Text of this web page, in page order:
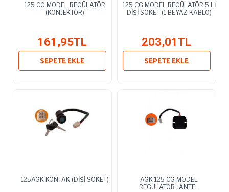
125 CG MODEL REGÜLATÖR
(KONJEKTÖR)
161,95TL
SEPETE EKLE
125 CG MODEL REGÜLATÖR 5 Lİ
DİŞİ SOKET (1 BEYAZ KABLO)
203,01TL
SEPETE EKLE
125AGK KONTAK (DİŞİ SOKET)
AGK 125 CG MODEL
REGÜLATÖR JANTEL